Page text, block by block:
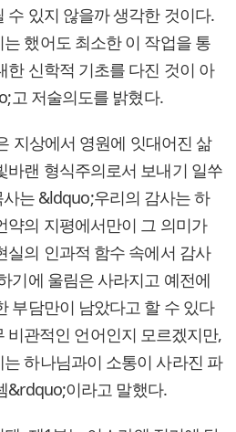
수 있지 않을까 생각한 것이다.
했어도 최소한 이 작업을 통
한 신학적 기초를 다진 것이 아
고 저술의도를 밝혔다.
지상에서 영원에 잇대어진 삶
바랜 형식주의로서 보내기 일쑤
는 &ldquo;우리의 감사는 하
약의 지평에서만이 그 의미가
실의 인과적 함수 속에서 감사
기에 울림은 사라지고 예전에
부담만이 남았다고 할 수 있다
관적인 언어인지 모르겠지만,
하나님과이 소통이 사라진 파
&rdquo;이라고 말했다.